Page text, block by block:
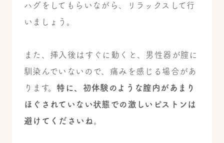
ハグをしてもらいながら、リラックスして行
いましょう。
また、挿入後はすぐに動くと、男性器が膣に
馴染んでいないので、痛みを感じる場合があ
ります。 特に、初体験のような膣内があまり
ほぐされていない状態での激しいピストンは
避けてくださいね。